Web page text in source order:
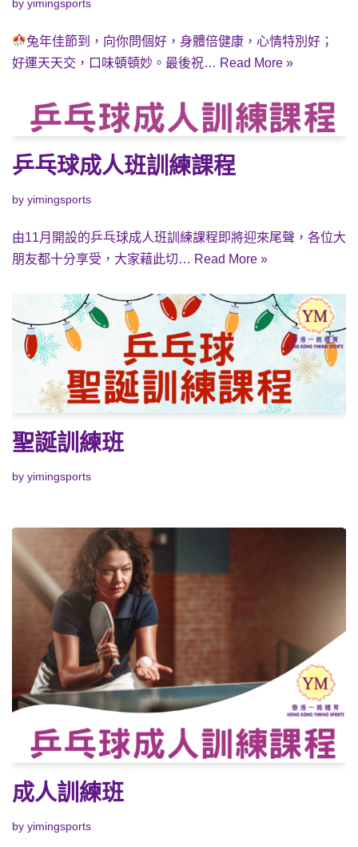
by yimingsports
兔年佳節到，向你問個好，身體倍健康，心情特別好；
好運天天交，口味頓頓妙。最後祝… Read More »
乒乓球成人班訓練課程
by yimingsports
由11月開設的乒乓球成人班訓練課程即將迎來尾聲，各位大
朋友都十分享受，大家藉此切… Read More »
聖誕訓練班
by yimingsports
成人訓練班
by yimingsports